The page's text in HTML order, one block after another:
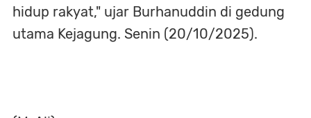
hidup rakyat," ujar Burhanuddin di gedung
utama Kejagung. Senin (20/10/2025).